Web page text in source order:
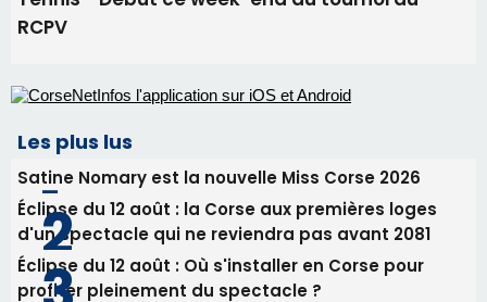
Éclipse du 12 août : Où s'installer en Corse pour
profiter pleinement du spectacle ?
consommation en recul dans les restaurants
face à une nouvelle escroquerie au faux vendeur de
vin
Newsletter